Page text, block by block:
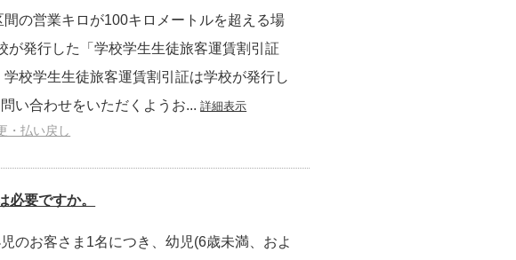
の営業キロが100キロメートルを超える場
発行した「学校学生生徒旅客運賃割引証
校学生生徒旅客運賃割引証は学校が発行し
い合わせをいただくようお...詳細表示
・払い戻し
要ですか。
のお客さま1名につき、幼児(6歳未満、およ